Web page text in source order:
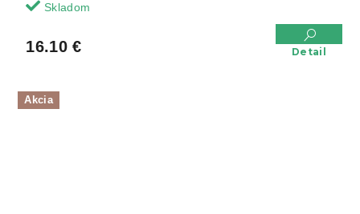
Skladom
16.10 € Detail
Akcia